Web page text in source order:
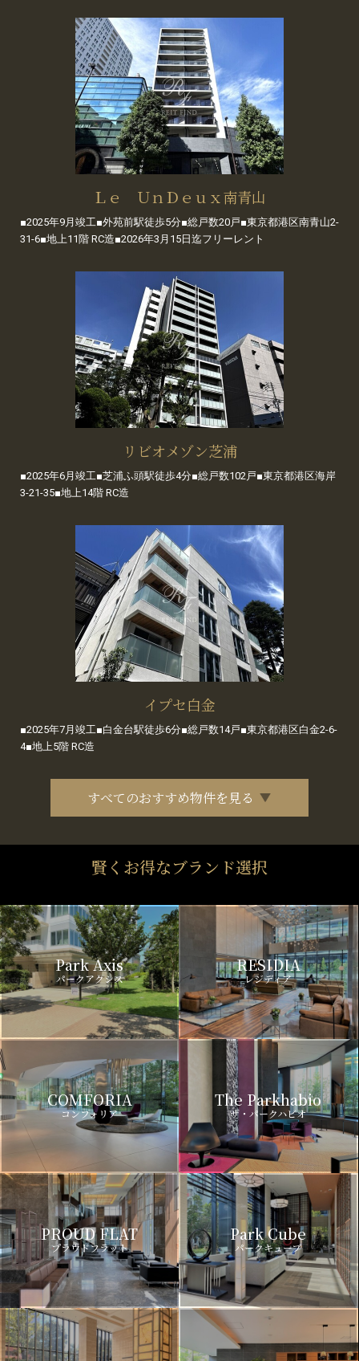
Ｌｅ ＵｎＤｅｕｘ南青山
■2025年9月竣工■外苑前駅徒歩5分■総戸数20戸■東京都港区南青山2-
31-6■地上11階 RC造■2026年3月15日迄フリーレント
リビオメゾン芝浦
■2025年6月竣工■芝浦ふ頭駅徒歩4分■総戸数102戸■東京都港区海岸
3-21-35■地上14階 RC造
イプセ白金
■2025年7月竣工■白金台駅徒歩6分■総戸数14戸■東京都港区白金2-6-
4■地上5階 RC造
すべてのおすすめ物件を見る
賢くお得なブランド選択
Park Axis
パークアクシス
RESIDIA
レジディア
COMFORIA
コンフォリア
The Parkhabio
ザ・パークハビオ
PROUD FLAT
プラウドフラット
Park Cube
パークキューブ